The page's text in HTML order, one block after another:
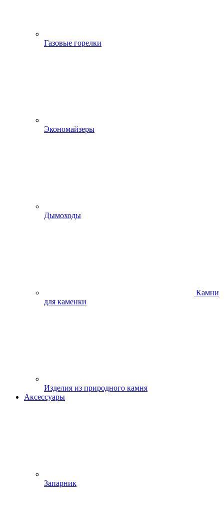
Газовые горелки
Экономайзеры
Дымоходы
Камни
для каменки
Изделия из природного камня
Аксессуары
Запарник